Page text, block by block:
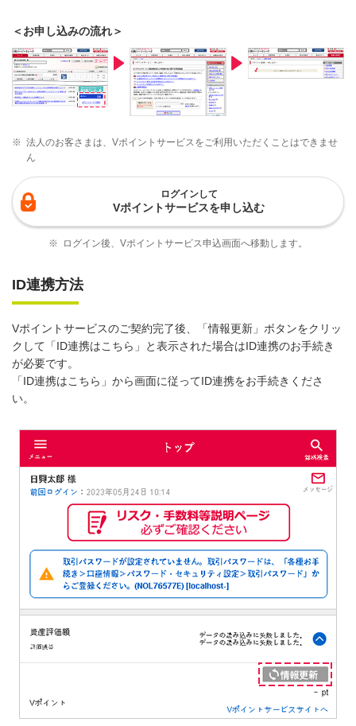
＜お申し込みの流れ＞
※ 法人のお客さまは、Vポイントサービスをご利用いただくことはできませ
ん
ログインして
Vポイントサービスを申し込む
※ ログイン後、Vポイントサービス申込画面へ移動します。
ID連携方法
Vポイントサービスのご契約完了後、「情報更新」ボタンをクリッ
クして「ID連携はこちら」と表示された場合はID連携のお手続き
が必要です。
「ID連携はこちら」から画面に従ってID連携をお手続きくださ
い。